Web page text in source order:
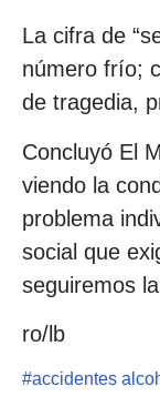
La cifra de
número frío;
de tragedia,
Concluyó El
viendo la
problema
social que
seguiremos
ro/lb
#accidentes